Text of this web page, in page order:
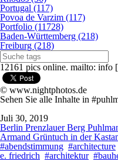
Portugal (117)
Povoa de Varzim (117)
Portfolio (11728)
Baden-Württemberg (218)
Freiburg (218)
12161 pics online. mailto: info
© www.nightphotos.de
Sehen Sie alle Inhalte in
Juli 30, 2019
Berlin Prenzlauer Berg
Armand Grüntuch in der
#abendstimmung #architecture
e. friedrich #architektur